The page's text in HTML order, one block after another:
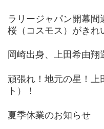
ラリージャパン開幕
桜（コスモス）がきれ
岡崎出身、上田希由翔
頑張れ！地元の星！上
ト）！
夏季休業のお知らせ